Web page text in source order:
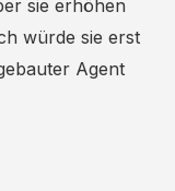
sie erhöhen
würde sie erst
Agent